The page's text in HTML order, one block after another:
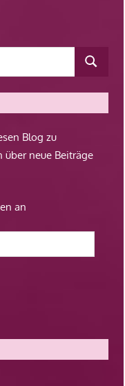
Blog zu
neue Beiträge
an